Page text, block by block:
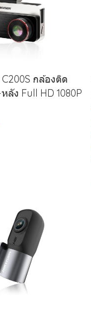
C200S กล้องติด
ลัง Full HD 1080P